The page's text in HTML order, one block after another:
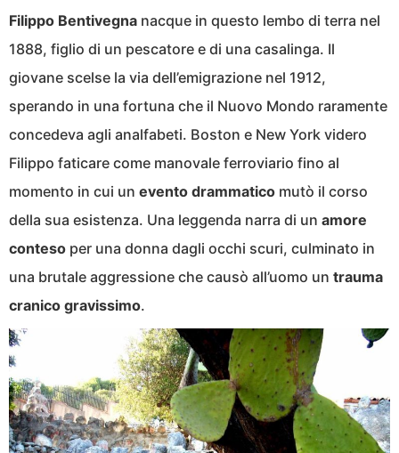
Filippo Bentivegna nacque in questo lembo di terra nel
1888, figlio di un pescatore e di una casalinga. Il
giovane scelse la via dell’emigrazione nel 1912,
sperando in una fortuna che il Nuovo Mondo raramente
concedeva agli analfabeti. Boston e New York videro
Filippo faticare come manovale ferroviario fino al
momento in cui un evento drammatico mutò il corso
della sua esistenza. Una leggenda narra di un amore
conteso per una donna dagli occhi scuri, culminato in
una brutale aggressione che causò all’uomo un trauma
cranico gravissimo.